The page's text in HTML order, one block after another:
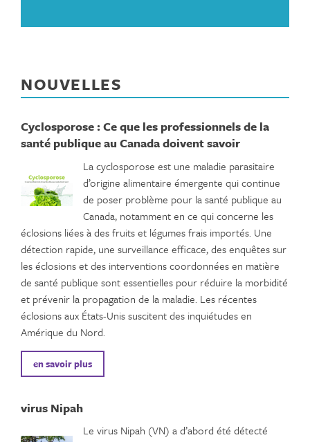
NOUVELLES
Cyclosporose : Ce que les professionnels de la
santé publique au Canada doivent savoir
La cyclosporose est une maladie parasitaire
d’origine alimentaire émergente qui continue
de poser problème pour la santé publique au
Canada, notamment en ce qui concerne les
éclosions liées à des fruits et légumes frais importés. Une
détection rapide, une surveillance efficace, des enquêtes sur
les éclosions et des interventions coordonnées en matière
de santé publique sont essentielles pour réduire la morbidité
et prévenir la propagation de la maladie. Les récentes
éclosions aux États-Unis suscitent des inquiétudes en
Amérique du Nord.
en savoir plus
virus Nipah
Le virus Nipah (VN) a d’abord été détecté